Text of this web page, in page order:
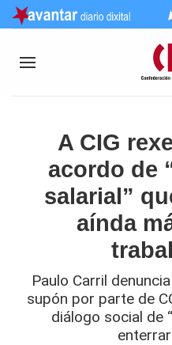
A CIG
acordo de
salarial”
aínda
Paulo Carril
supón por parte de
diálogo social de